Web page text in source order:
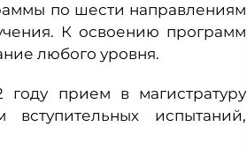
по шести направлениям
К освоению программ
любого уровня.
прием в магистратуру
испытаний,